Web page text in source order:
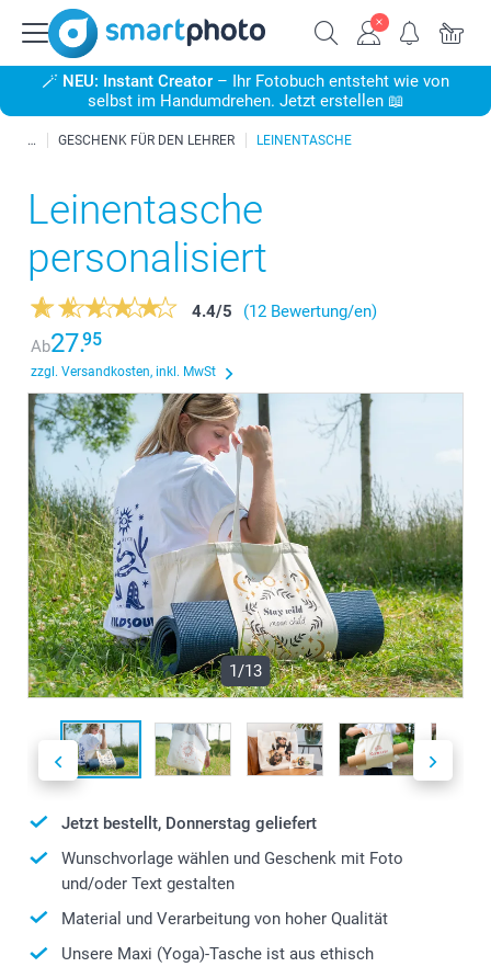
🪄 NEU: Instant Creator – Ihr Fotobuch entsteht wie von
selbst im Handumdrehen. Jetzt erstellen 📖
GESCHENK FÜR DEN LEHRER LEINENTASCHE
Leinentasche
personalisiert
4.4/5
(12 Bewertung/en)
Ab27.95
zzgl. Versandkosten, inkl. MwSt
1/13
Jetzt bestellt, Donnerstag geliefert
Wunschvorlage wählen und Geschenk mit Foto
und/oder Text gestalten
Material und Verarbeitung von hoher Qualität
Unsere Maxi (Yoga)-Tasche ist aus ethisch